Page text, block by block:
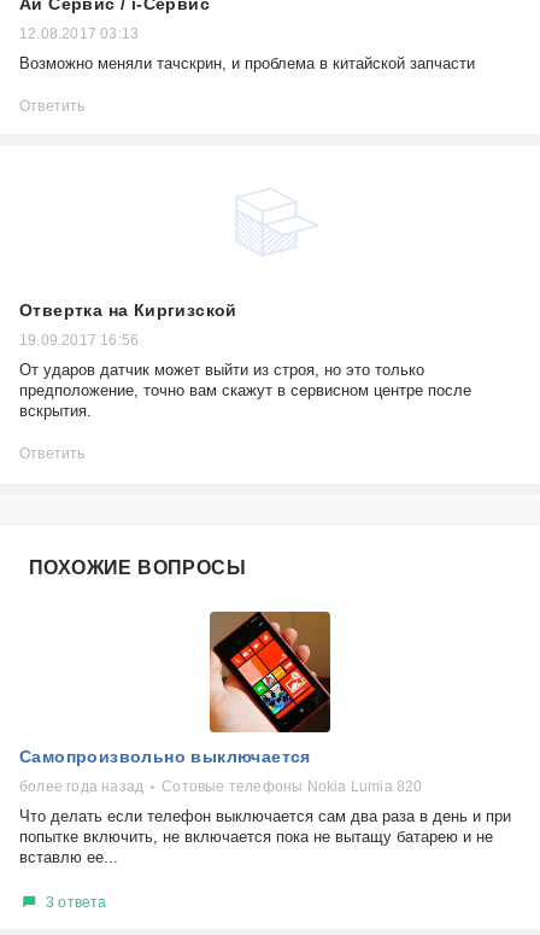
12.08.2017 03:13
Возможно меняли тачскрин, и проблема в китайской запчасти
Ответить
Отвертка на Киргизской
19.09.2017 16:56
От ударов датчик может выйти из строя, но это только
предположение, точно вам скажут в сервисном центре после
вскрытия.
Ответить
ПОХОЖИЕ ВОПРОСЫ
Самопроизвольно выключается
более года назад Сотовые телефоны Nokia Lumia 820
Что делать если телефон выключается сам два раза в день и при
попытке включить, не включается пока не вытащу батарею и не
вставлю ее...
3 ответа